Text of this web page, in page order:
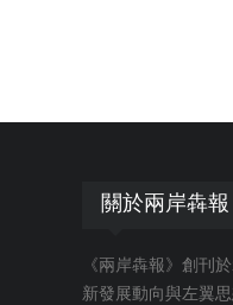
關於兩岸犇報
《兩岸犇報》創刊
新發展動向與左翼